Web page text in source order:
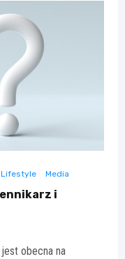
Lifestyle Media
i
obecna na